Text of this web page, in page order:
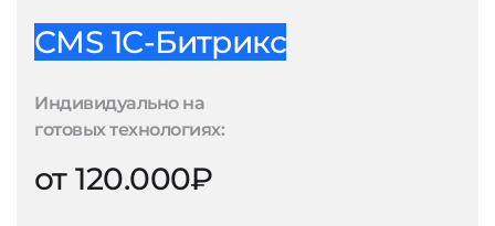
CMS 1С-Битрикс
Индивидуально на
готовых технологиях:
от 120.000₽